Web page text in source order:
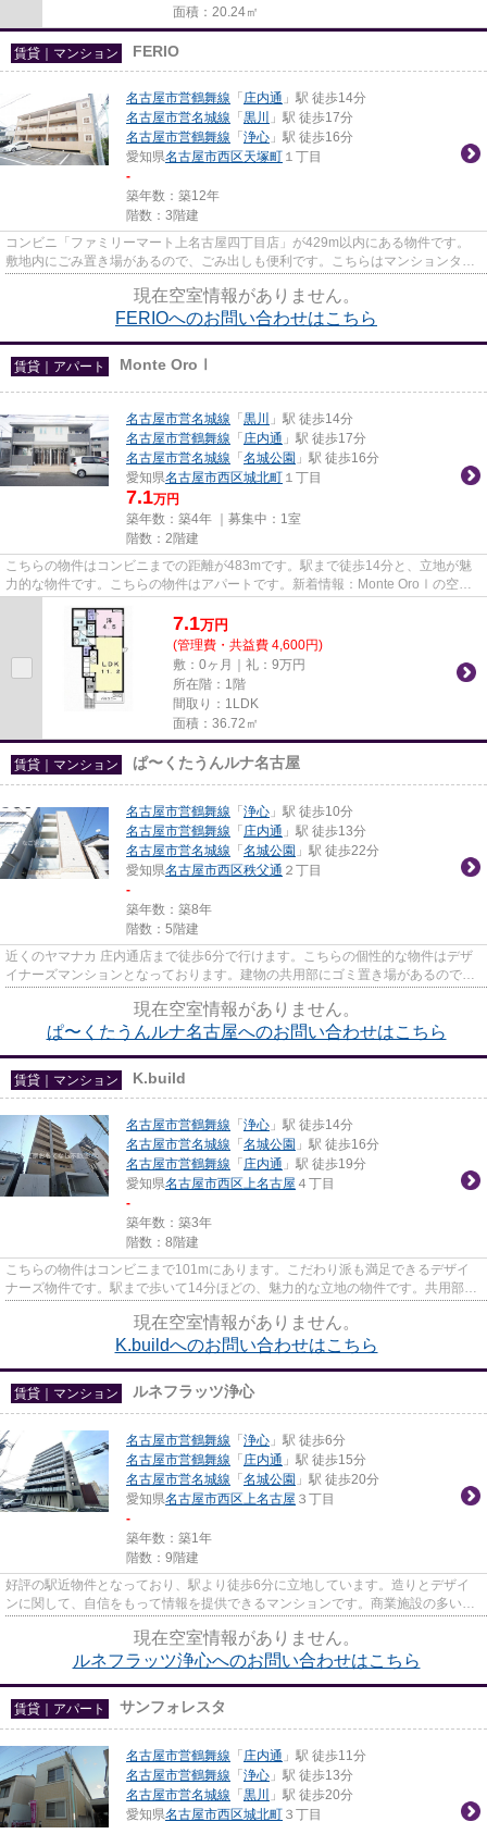
面積：20.24㎡
賃貸｜マンション FERIO
名古屋市営鶴舞線 「 庄内通 」駅 徒歩14分
名古屋市営名城線 「 黒川
」駅 徒歩17分
名古屋市営鶴舞線 「 浄心 」駅 徒歩16分
愛知県名古屋市西区天塚町 １丁目
-
築年数：築12年
階数：3階建
コンビニ「ファミリーマート上名古屋四丁目店」が429m以内にある物件です。
敷地内にごみ置き場があるので、ごみ出しも便利です。こちらはマンションタイ
現在空室情報がありません。
FERIOへのお問い合わせはこちら
賃貸｜アパート Monte OroⅠ
名古屋市営名城線 「 黒川
」駅 徒歩14分
名古屋市営鶴舞線 「 庄内通 」駅 徒歩17分
名古屋市営名城線 「 名城公園 」駅 徒歩16分
愛知県名古屋市西区城北町 １丁目
7.1万円
築年数：築4年 ｜募集中： 1室
階数：2階建
こちらの物件はコンビニまでの距離が483mです。駅まで徒歩14分と、立地が魅
力的な物件です。こちらの物件はアパートです。新着情報：Monte OroⅠの空室
7.1万円
(管理費・共益費 4,600円)
敷：0ヶ月｜礼：9万円
所在階：1階
間取り：1LDK
面積：36.72㎡
賃貸｜マンション ぱ〜くたうんルナ名古屋
名古屋市営鶴舞線 「 浄心 」駅 徒歩10分
名古屋市営鶴舞線 「 庄内通 」駅 徒歩13分
名古屋市営名城線 「 名城公園 」駅 徒歩22分
愛知県名古屋市西区秩父通 ２丁目
-
築年数：築8年
階数：5階建
近くのヤマナカ 庄内通店まで徒歩6分で行けます。こちらの個性的な物件はデザ
イナーズマンションとなっております。建物の共用部にゴミ置き場があるので、
現在空室情報がありません。
ぱ〜くたうんルナ名古屋へのお問い合わせはこちら
賃貸｜マンション K.build
名古屋市営鶴舞線 「 浄心 」駅 徒歩14分
名古屋市営名城線 「 名城公園 」駅 徒歩16分
名古屋市営鶴舞線 「 庄内通 」駅 徒歩19分
愛知県名古屋市西区上名古屋 ４丁目
-
築年数：築3年
階数：8階建
こちらの物件はコンビニまで101mにあります。こだわり派も満足できるデザイ
ナーズ物件です。駅まで歩いて14分ほどの、魅力的な立地の物件です。共用部に
現在空室情報がありません。
K.buildへのお問い合わせはこちら
賃貸｜マンション ルネフラッツ浄心
名古屋市営鶴舞線 「 浄心 」駅 徒歩6分
名古屋市営鶴舞線 「 庄内通 」駅 徒歩15分
名古屋市営名城線 「 名城公園 」駅 徒歩20分
愛知県名古屋市西区上名古屋 ３丁目
-
築年数：築1年
階数：9階建
好評の駅近物件となっており、駅より徒歩6分に立地しています。造りとデザイ
ンに関して、自信をもって情報を提供できるマンションです。商業施設の多い名
現在空室情報がありません。
ルネフラッツ浄心へのお問い合わせはこちら
賃貸｜アパート サンフォレスタ
名古屋市営鶴舞線 「 庄内通 」駅 徒歩11分
名古屋市営鶴舞線 「 浄心 」駅 徒歩13分
名古屋市営名城線 「 黒川
」駅 徒歩20分
愛知県名古屋市西区城北町 ３丁目